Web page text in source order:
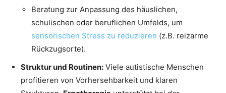
Beratung zur Anpassung des häuslichen,
schulischen oder beruflichen Umfelds, um
sensorischen Stress zu reduzieren (z.B. reizarme
Rückzugsorte).
Struktur und Routinen: Viele autistische Menschen
profitieren von Vorhersehbarkeit und klaren